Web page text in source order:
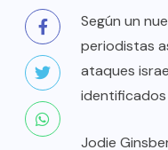
Según un
periodistas
ataques
identificados
Jodie